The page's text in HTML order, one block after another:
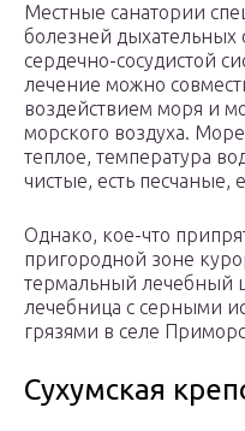
Местные санатории
болезней дыхательных
сердечно-сосудистой
лечение можно
воздействием моря и
морского воздуха.
теплое, температура
чистые, есть песчаные,
Однако, кое-что
пригородной зоне
термальный лечебный
лечебница с серными
грязями в селе
Сухумская